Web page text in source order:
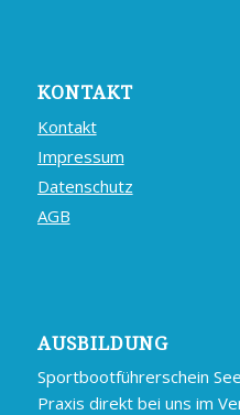
KONTAKT
Kontakt
Impressum
Datenschutz
AGB
AUSBILDUNG
Sportbootführerschein
Praxis direkt bei uns im